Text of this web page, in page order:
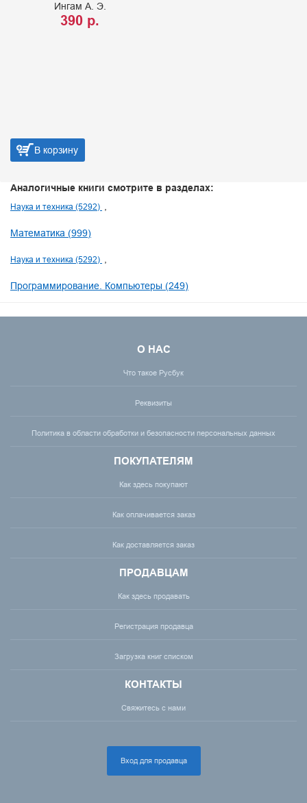
Ингам А. Э.
390 р.
В корзину
Аналогичные книги смотрите в разделах:
Наука и техника (5292)
Математика (999)
Наука и техника (5292)
Программирование. Компьютеры (249)
О НАС
Что такое Русбук
Реквизиты
Политика в области обработки и безопасности персональных данных
ПОКУПАТЕЛЯМ
Как здесь покупают
Как оплачивается заказ
Как доставляется заказ
ПРОДАВЦАМ
Как здесь продавать
Регистрация продавца
Загрузка книг списком
КОНТАКТЫ
Свяжитесь с нами
Вход для продавца